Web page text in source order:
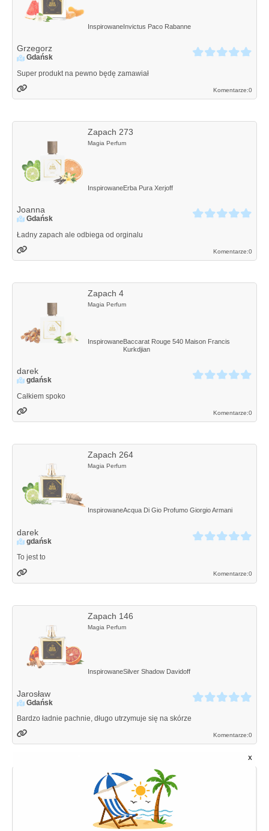
InspirowaneInvictus Paco Rabanne
Grzegorz
Gdańsk
Super produkt na pewno będę zamawiał
Komentarze:0
Zapach 273
Magia Perfum
InspirowaneErba Pura Xerjoff
Joanna
Gdańsk
Ładny zapach ale odbiega od orginalu
Komentarze:0
Zapach 4
Magia Perfum
InspirowaneBaccarat Rouge 540 Maison Francis
Kurkdjian
darek
gdańsk
Całkiem spoko
Komentarze:0
Zapach 264
Magia Perfum
InspirowaneAcqua Di Gio Profumo Giorgio Armani
darek
gdańsk
To jest to
Komentarze:0
Zapach 146
Magia Perfum
InspirowaneSilver Shadow Davidoff
Jarosław
Gdańsk
Bardzo ładnie pachnie, długo utrzymuje się na skórze
Komentarze:0
Zapach 164
Magia Perfum